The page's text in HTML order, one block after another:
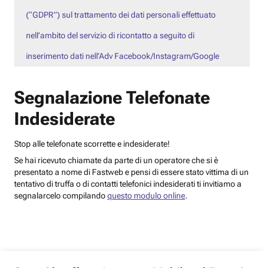
(“GDPR”) sul trattamento dei dati personali effettuato
nell’ambito del servizio di ricontatto a seguito di
inserimento dati nell’Adv Facebook/Instagram/Google
Segnalazione Telefonate
Indesiderate
Stop alle telefonate scorrette e indesiderate!
Se hai ricevuto chiamate da parte di un operatore che si è
presentato a nome di Fastweb e pensi di essere stato vittima di un
tentativo di truffa o di contatti telefonici indesiderati ti invitiamo a
segnalarcelo compilandoquesto modulo online.